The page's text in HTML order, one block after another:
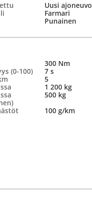
Uusi ajoneuvo
Farmari
Punainen
300 Nm
(0-100)
7 s
5
1 200 kg
500 kg
100 g/km